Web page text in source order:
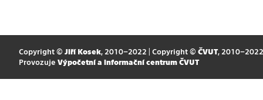
Copyright © Jiří Kosek, 2010–2022 | Copyright © ČVUT, 2010–2022
Provozuje Výpočetní a informační centrum ČVUT